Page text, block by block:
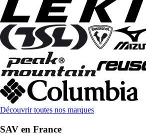
Découvrir toutes nos marques
SAV en France